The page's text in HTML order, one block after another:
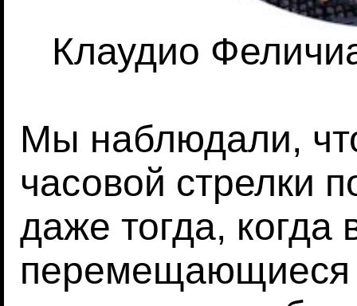
Клаудио
Мы наблюдали,
часовой стрелки
даже тогда,
перемещающиеся